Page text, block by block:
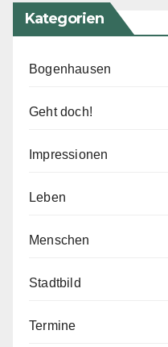
Kategorien
Bogenhausen
Geht doch!
Impressionen
Leben
Menschen
Stadtbild
Termine